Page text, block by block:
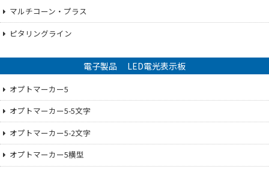
マルチコーン・プラス
ピタリングライン
電子製品 LED電光表示板
オプトマーカー5
オプトマーカー5-5文字
オプトマーカー5-2文字
オプトマーカー5横型